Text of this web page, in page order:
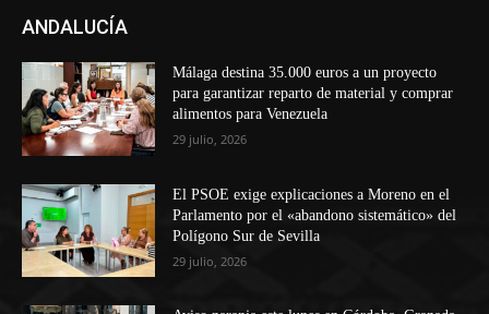
ANDALUCÍA
Málaga destina 35.000 euros a un proyecto
para garantizar reparto de material y comprar
alimentos para Venezuela
29 julio, 2026
El PSOE exige explicaciones a Moreno en el
Parlamento por el «abandono sistemático» del
Polígono Sur de Sevilla
29 julio, 2026